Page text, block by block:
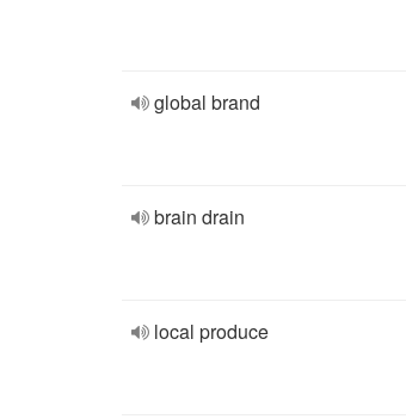
global brand
brain drain
local produce